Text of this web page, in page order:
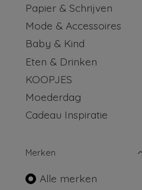
Papier & Schrijven
Mode & Accessoires
Baby & Kind
Eten & Drinken
KOOPJES
Moederdag
Cadeau Inspiratie
Merken
Alle merken